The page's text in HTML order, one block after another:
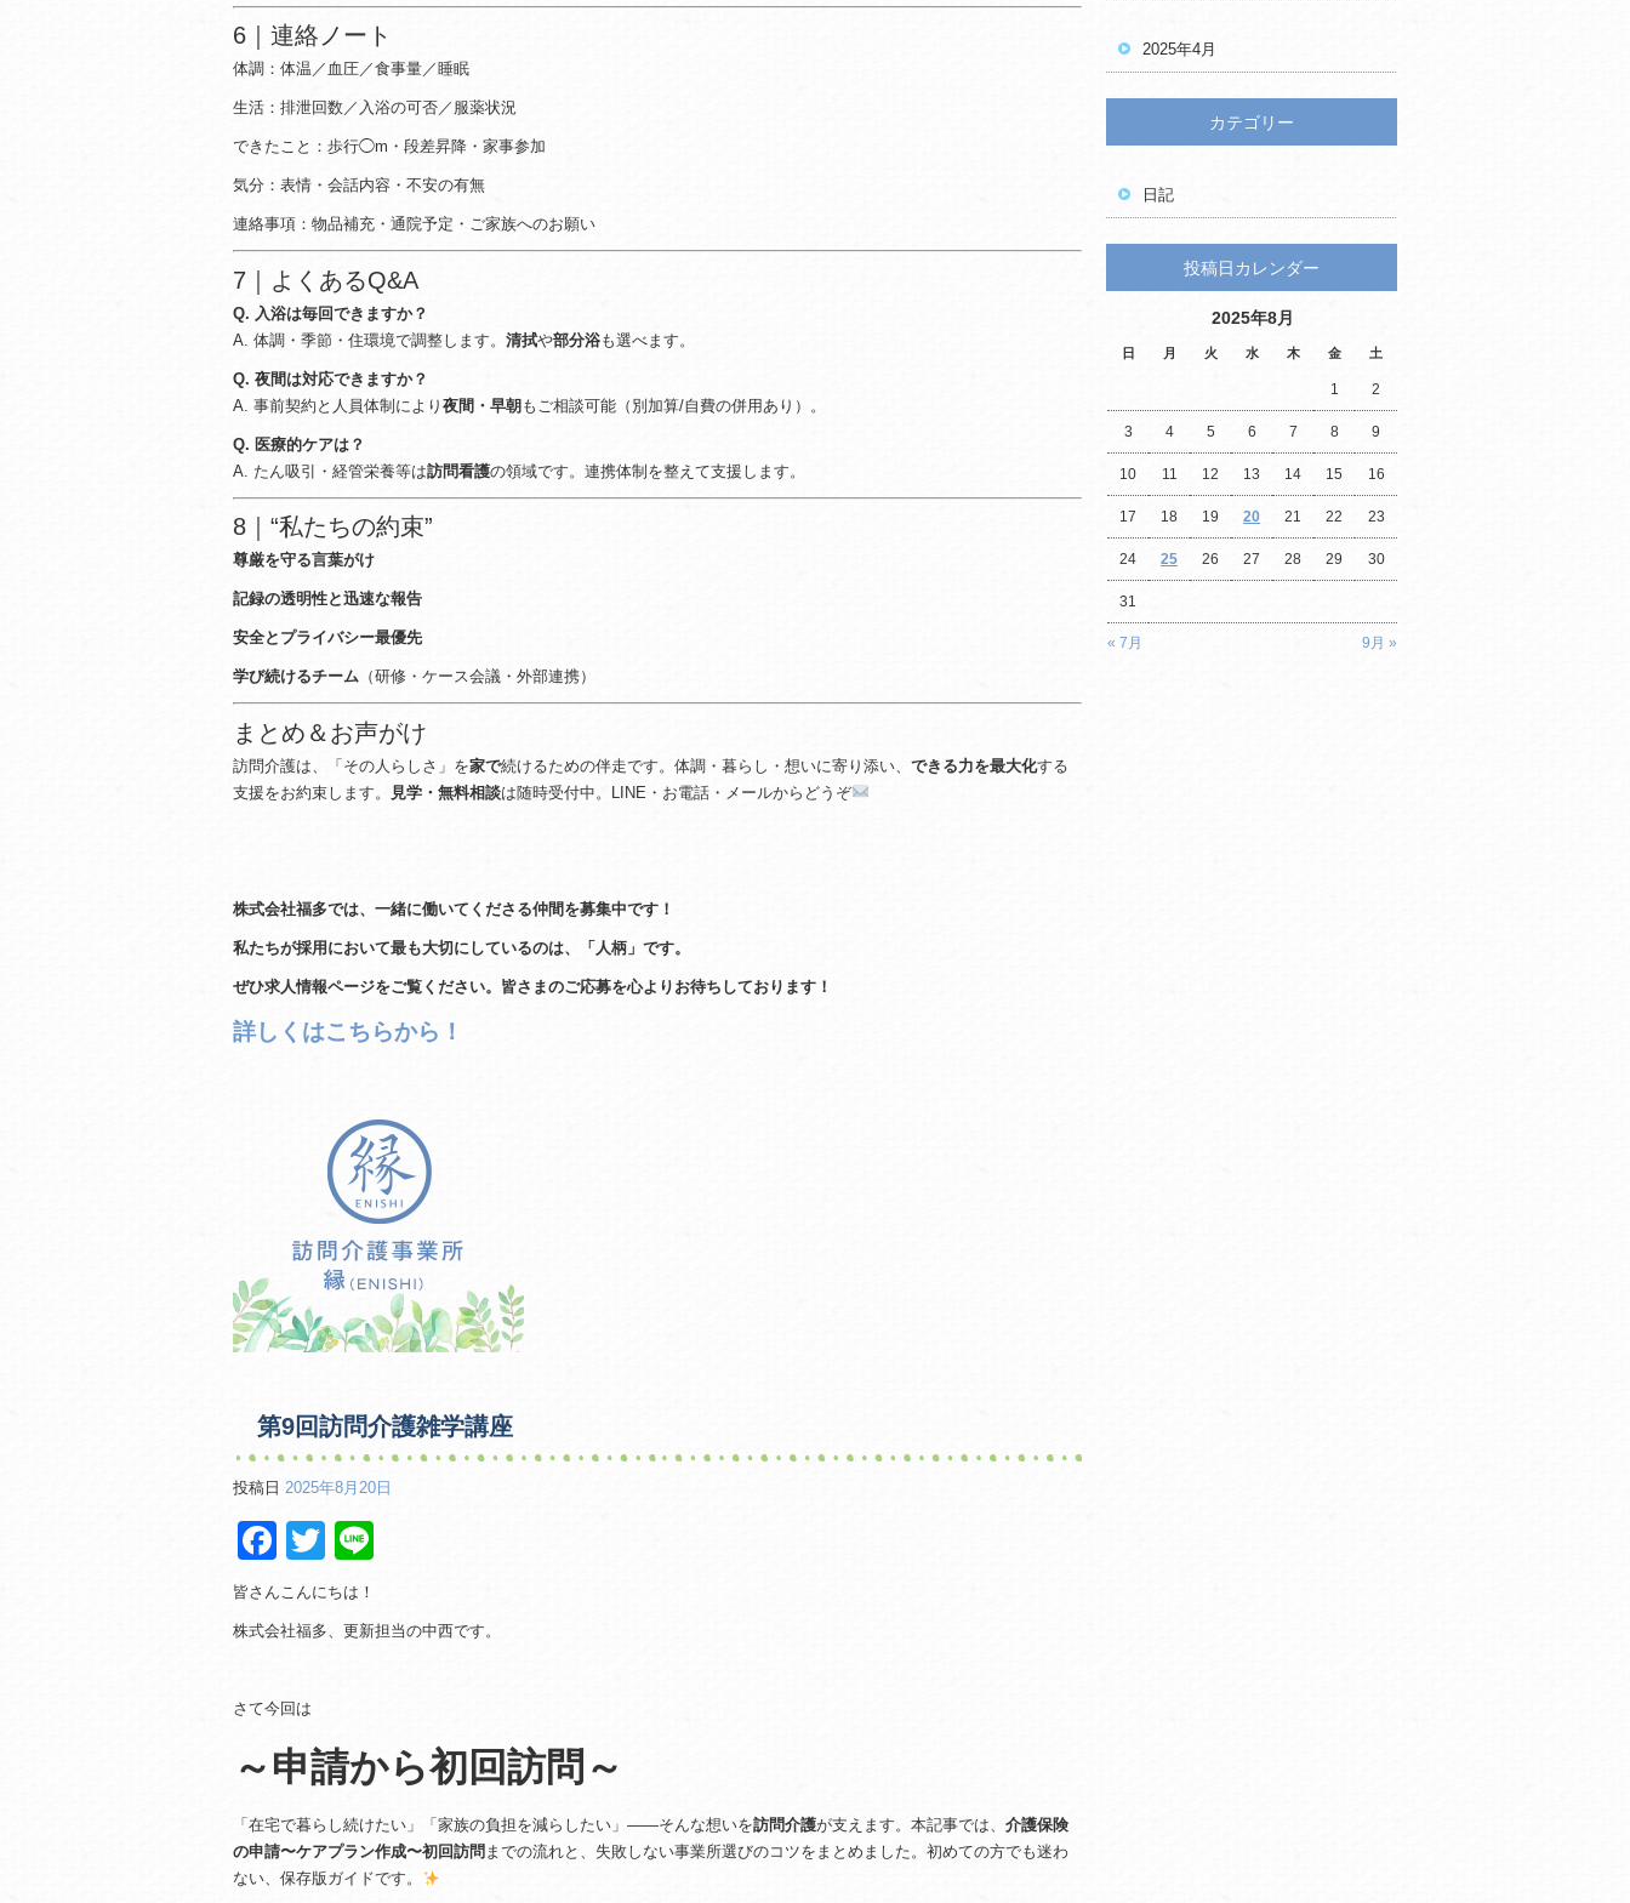
6｜連絡ノート
体調：体温／血圧／食事量／睡眠
生活：排泄回数／入浴の可否／服薬状況
できたこと：歩行◯m・段差昇降・家事参加
気分：表情・会話内容・不安の有無
連絡事項：物品補充・通院予定・ご家族へのお願い
7｜よくあるQ&A
Q. 入浴は毎回できますか？
A. 体調・季節・住環境で調整します。 清拭や部分浴も選べます。
Q. 夜間は対応できますか？
A. 事前契約と人員体制により 夜間・早朝もご相談可能（別加算/自費の併用あり）。
Q. 医療的ケアは？
A. たん吸引・経管栄養等は訪問看護の領域です。連携体制を整えて支援します。
8｜“私たちの約束”
尊厳を守る言葉がけ
記録の透明性と迅速な報告
安全とプライバシー最優先
学び続けるチーム （研修・ケース会議・外部連携）
まとめ＆お声がけ
訪問介護は、「その人らしさ」を家で続けるための伴走です。体調・暮らし・想いに寄り添い、 できる力を最大化する
支援をお約束します。
見学・無料相談は随時受付中。LINE・お電話・メールからどうぞ
株式会社福多では、一緒に働いてくださる仲間を募集中です！
私たちが採用において最も大切にしているのは、「人柄」です。
ぜひ求人情報ページをご覧ください。皆さまのご応募を心よりお待ちしております！
詳しくはこちらから！
第9回訪問介護雑学講座
投稿日 2025年8月20日
F
a
c
b
o
o
k
T
wi
tt
e
皆さんこんにちは！
株式会社福多、更新担当の中西です。
さて今回は
～申請から初回訪問～
「在宅で暮らし続けたい」「家族の負担を減らしたい」――そんな想いを訪問介護が支えます。本記事では、 介護保険
の申請〜ケアプラン作成〜初回訪問 までの流れと、失敗しない事業所選びのコツをまとめました。初めての方でも迷わ
ない、保存版ガイドです。
2025年4月
カテゴリー
日記
投稿日カレンダー
2025年8月
日 月 火 水 木 金 土
« 7月 9月 »
1 2
3 4 5 6 7 8 9
10 11 12 13 14 15 16
17 18 19 20 21 22 23
24 25 26 27 28 29 30
31